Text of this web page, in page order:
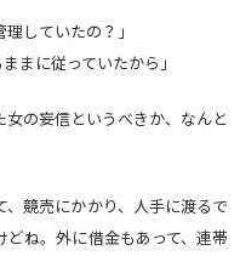
していたの？」
まに従っていたから」
の妄信というべきか、なんと
、競売にかかり、人手に渡るで
ね。外に借金もあって、連帯